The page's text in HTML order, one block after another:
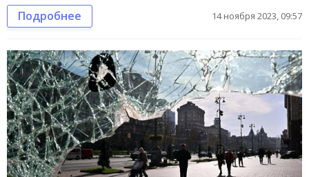
Подробнее 14 ноября 2023, 09:57